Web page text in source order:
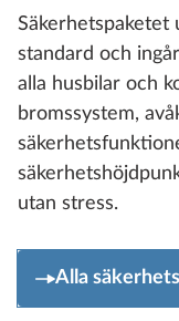
Säkerhetspaketet
standard och
alla husbilar och
bromssystem,
utan stress.
Alla